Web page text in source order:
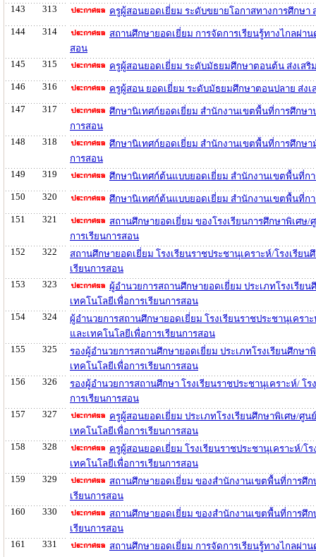
143
313
ครูผู้สอนยอดเยี่ยม ระดับขยายโอกาสทางการศึกษา
144
314
สถานศึกษายอดเยี่ยม การจัดการเรียนรู้ทางไกลผ่า
สอน
145
315
ครูผู้สอนยอดเยี่ยม ระดับมัธยมศึกษาตอนต้น ส่งเสริ
146
316
ครูผู้สอน ยอดเยี่ยม ระดับมัธยมศึกษาตอนปลาย ส่ง
147
317
ศึกษานิเทศก์ยอดเยี่ยม สำนักงานเขตพื้นที่การศึกษา
การสอน
148
318
ศึกษานิเทศก์ยอดเยี่ยม สำนักงานเขตพื้นที่การศึกษา
การสอน
149
319
ศึกษานิเทศก์ต้นแบบยอดเยี่ยม สำนักงานเขตพื้นที่ก
150
320
ศึกษานิเทศก์ต้นแบบยอดเยี่ยม สำนักงานเขตพื้นที่ก
151
321
สถานศึกษายอดเยี่ยม ของโรงเรียนการศึกษาพิเศษ
การเรียนการสอน
152
322
สถานศึกษายอดเยี่ยม โรงเรียนราชประชานุเคราะห์/โรงเรีย
เรียนการสอน
153
323
ผู้อำนวยการสถานศึกษายอดเยี่ยม ประเภทโรงเรีย
เทคโนโลยีเพื่อการเรียนการสอน
154
324
ผู้อำนวยการสถานศึกษายอดเยี่ยม โรงเรียนราชประชานุเคร
และเทคโนโลยีเพื่อการเรียนการสอน
155
325
รองผู้อำนวยการสถานศึกษายอดเยี่ยม ประเภทโรงเรียนศึกษ
เทคโนโลยีเพื่อการเรียนการสอน
156
326
รองผู้อำนวยการสถานศึกษา โรงเรียนราชประชานุเคราะห์/ โ
การเรียนการสอน
157
327
ครูผู้สอนยอดเยี่ยม ประเภทโรงเรียนศึกษาพิเศษ/ศู
เทคโนโลยีเพื่อการเรียนการสอน
158
328
ครูผู้สอนยอดเยี่ยม โรงเรียนราชประชานุเคราะห์/โ
เทคโนโลยีเพื่อการเรียนการสอน
159
329
สถานศึกษายอดเยี่ยม ของสำนักงานเขตพื้นที่การศึ
เรียนการสอน
160
330
สถานศึกษายอดเยี่ยม ของสำนักงานเขตพื้นที่การศึ
เรียนการสอน
161
331
สถานศึกษายอดเยี่ยม การจัดการเรียนรู้ทางไกลผ่า